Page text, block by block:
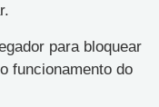
para bloquear
funcionamento do